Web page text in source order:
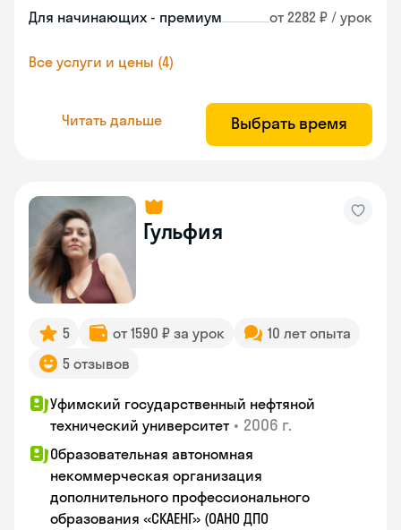
Для начинающих - премиум от 2282 ₽ / урок
Все услуги и цены (4)
Читать дальше Выбрать время
Гульфия
5 от 1590 ₽ за урок
10 лет опыта
5 отзывов
Уфимский государственный нефтяной
технический университет • 2006 г.
Образовательная автономная
некоммерческая организация
дополнительного профессионального
образования «СКАЕНГ» (ОАНО ДПО